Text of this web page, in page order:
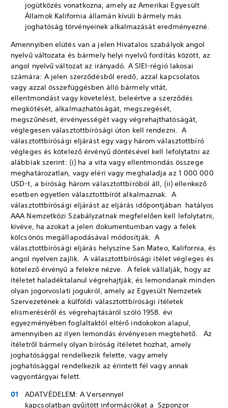
jogütközés vonatkozna, amely az Amerikai Egyesült
Államok Kalifornia államán kívüli bármely más
joghatóság törvényeinek alkalmazását eredményezné.
Amennyiben elütés van a jelen Hivatalos szabályok angol
nyelvű változata és bármely helyi nyelvű fordítás között, az
angol nyelvű változat az irányadó. A SIEI-régió lakosai
számára: A jelen szerződésből eredő, azzal kapcsolatos
vagy azzal összefüggésben álló bármely vitát,
ellentmondást vagy követelést, beleértve a szerződés
megkötését, alkalmazhatóságát, megszegését,
megszűnését, érvényességét vagy végrehajthatóságát,
véglegesen választottbírósági úton kell rendezni. A
választottbírósági eljárást egy vagy három választottbíró
végleges és kötelező érvényű döntésével kell lefolytatni az
alábbiak szerint: (i) ha a vita vagy ellentmondás összege
meghatározatlan, vagy eléri vagy meghaladja az 1 000 000
USD-t, a bíróság három választottbíróból áll, (ii) ellenkező
esetben egyetlen választottbírót alkalmaznak. A
választottbírósági eljárást az eljárás időpontjában hatályos
AAA Nemzetközi Szabályzatnak megfelelően kell lefolytatni,
kivéve, ha azokat a jelen dokumentumban vagy a felek
kölcsönös megállapodásával módosítják. A
választottbírósági eljárás helyszíne San Mateo, Kalifornia, és
angol nyelven zajlik. A választottbírósági ítélet végleges és
kötelező érvényű a felekre nézve. A felek vállalják, hogy az
ítéletet haladéktalanul végrehajtják, és lemondanak minden
olyan jogorvoslati jogukról, amely az Egyesült Nemzetek
Szervezetének a külföldi választottbírósági ítéletek
elismeréséről és végrehajtásáról szóló 1958. évi
egyezményében foglaltaktól eltérő indokokon alapul,
amennyiben az ilyen lemondás érvényesen megtehető. Az
ítéletről bármely olyan bíróság ítéletet hozhat, amely
joghatósággal rendelkezik felette, vagy amely
joghatósággal rendelkezik az érintett fél vagy annak
vagyontárgyai felett.
ADATVÉDELEM: A Versennyel
kapcsolatban gyűjtött információkat a Szponzor